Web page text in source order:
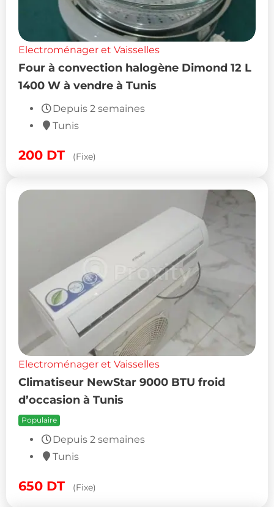
Electroménager et Vaisselles
Four à convection halogène Dimond 12 L
1400 W à vendre à Tunis
Depuis 2 semaines
Tunis
200 DT (Fixe)
Electroménager et Vaisselles
Climatiseur NewStar 9000 BTU froid
d’occasion à Tunis
Populaire
Depuis 2 semaines
Tunis
650 DT (Fixe)